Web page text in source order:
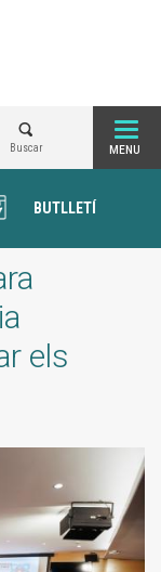
Buscar
BUTLLETÍ
els